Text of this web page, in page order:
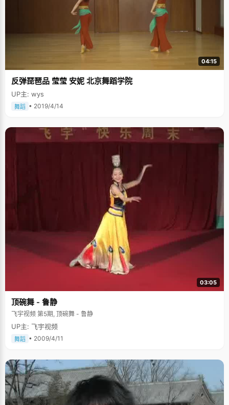
04:15
反弹琵琶品 莹莹 安妮 北京舞蹈学院
UP主: wys
舞蹈 • 2019/4/14
03:05
顶碗舞 - 鲁静
飞宇视频 第5期, 顶碗舞 - 鲁静
UP主: 飞宇视频
舞蹈 • 2009/4/11